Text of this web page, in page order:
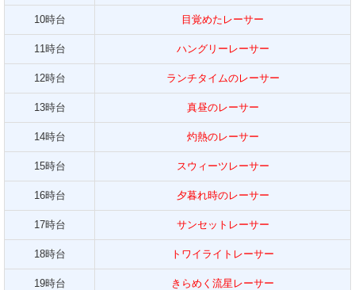
10時台 目覚めたレーサー
11時台 ハングリーレーサー
12時台 ランチタイムのレーサー
13時台 真昼のレーサー
14時台 灼熱のレーサー
15時台 スウィーツレーサー
16時台 夕暮れ時のレーサー
17時台 サンセットレーサー
18時台 トワイライトレーサー
19時台 きらめく流星レーサー